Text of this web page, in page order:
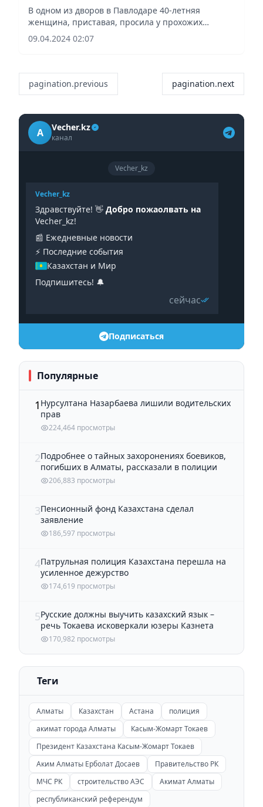
В одном из дворов в Павлодаре 40-летняя
женщина, приставая, просила у прохожих
закурить, сообщает Polisia.kz. Такое поведение
женщины не оценила горожанка, которая
09.04.2024 02:07
pagination.previous pagination.next
A Vecher.kz
канал
Vecher_kz
Vecher_kz
Здравствуйте! 👋 Добро пожаолвать на
Vecher_kz!
📰 Ежедневные новости
⚡️ Последние события
Казахстан и Мир
Подпишитесь! 🔔
сейчас
Подписаться
Популярные
1 Нурсултана Назарбаева лишили водительских
прав
224,464 просмотры
2Подробнее о тайных захоронениях боевиков,
погибших в Алматы, рассказали в полиции
206,883 просмотры
3Пенсионный фонд Казахстана сделал
заявление
186,597 просмотры
4Патрульная полиция Казахстана перешла на
усиленное дежурство
174,619 просмотры
5Русские должны выучить казахский язык –
речь Токаева исковеркали юзеры Казнета
170,982 просмотры
Теги
Алматы Казахстан Астана
полиция
акимат города Алматы
Касым-Жомарт Токаев
Президент Казахстана Касым-Жомарт Токаев
Аким Алматы Ерболат Досаев
Правительство РК
МЧС РК
строительство АЭС
Акимат Алматы
республиканский референдум